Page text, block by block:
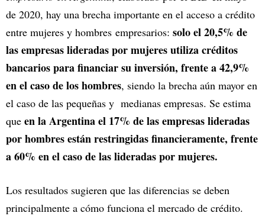
de 2020, hay una brecha importante en el acceso a crédito
entre mujeres y hombres empresarios: solo el 20,5% de
las empresas lideradas por mujeres utiliza créditos
bancarios para financiar su inversión, frente a 42,9%
en el caso de los hombres, siendo la brecha aún mayor en
el caso de las pequeñas y medianas empresas. Se estima
que en la Argentina el 17% de las empresas lideradas
por hombres están restringidas financieramente, frente
a 60% en el caso de las lideradas por mujeres.
Los resultados sugieren que las diferencias se deben
principalmente a cómo funciona el mercado de crédito.